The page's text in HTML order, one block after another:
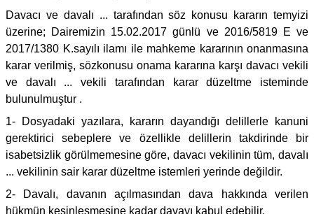
Davacı ve davalı ... tarafından söz konusu kararın temyizi
üzerine; Dairemizin 15.02.2017 günlü ve 2016/5819 E ve
2017/1380 K.sayılı ilamı ile mahkeme kararının onanmasına
karar verilmiş, sözkonusu onama kararına karşı davacı vekili
ve davalı ... vekili tarafından karar düzeltme isteminde
bulunulmuştur .
1- Dosyadaki yazılara, kararın dayandığı delillerle kanuni
gerektirici sebeplere ve özellikle delillerin takdirinde bir
isabetsizlik görülmemesine göre, davacı vekilinin tüm, davalı
... vekilinin sair karar düzeltme istemleri yerinde değildir.
2- Davalı, davanın açılmasından dava hakkında verilen
hükmün kesinleşmesine kadar davayı kabul edebilir.